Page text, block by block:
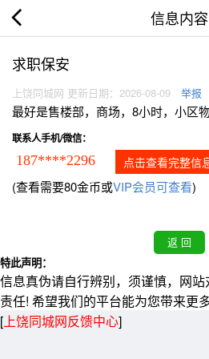
信息内容
求职保安
上饶同城网 更新日期：2026-08-09 举报
最好是售楼部，商场，8小时，小区
联系人手机/微信：
187****2296 点击查看完整信
(查看需要80金币或VIP会员可查看)
特此声明：
信息真伪请自行辨别，须谨慎，网
责任! 希望我们的平台能为您带来更多
[上饶同城网反馈中心]